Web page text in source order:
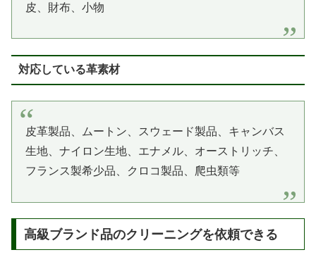
皮、財布、小物
対応している革素材
皮革製品、ムートン、スウェード製品、キャンバス
生地、ナイロン生地、エナメル、オーストリッチ、
フランス製希少品、クロコ製品、爬虫類等
高級ブランド品のクリーニングを依頼できる